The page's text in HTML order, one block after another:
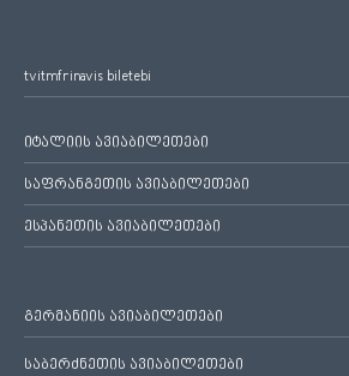
tvitmfrinavis biletebi
იტალიის ავიაბილეთები
საფრანგეთის ავიაბილეთები
ესპანეთის ავიაბილეთები
გერმანიის ავიაბილეთები
საბერძნეთის ავიაბილეთები